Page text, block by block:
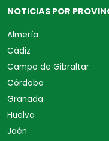
NOTICIAS POR
Almería
Cádiz
Campo de Gibraltar
Córdoba
Granada
Huelva
Jaén